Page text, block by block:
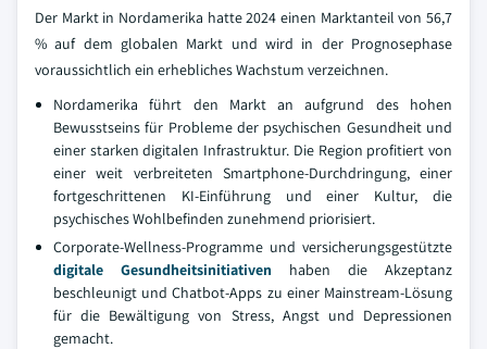
Der Markt in Nordamerika hatte 2024 einen Marktanteil von 56,7
% auf dem globalen Markt und wird in der Prognosephase
voraussichtlich ein erhebliches Wachstum verzeichnen.
Nordamerika führt den Markt an aufgrund des hohen
Bewusstseins für Probleme der psychischen Gesundheit und
einer starken digitalen Infrastruktur. Die Region profitiert von
einer weit verbreiteten Smartphone-Durchdringung, einer
fortgeschrittenen KI-Einführung und einer Kultur, die
psychisches Wohlbefinden zunehmend priorisiert.
Corporate-Wellness-Programme und versicherungsgestützte
digitale Gesundheitsinitiativen haben die Akzeptanz
beschleunigt und Chatbot-Apps zu einer Mainstream-Lösung
für die Bewältigung von Stress, Angst und Depressionen
gemacht.